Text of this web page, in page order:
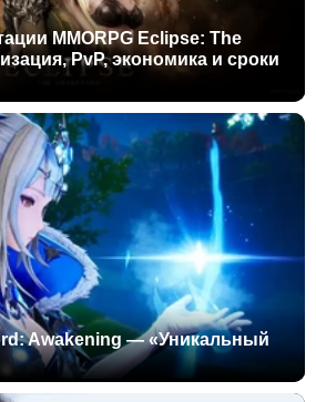
MMORPG Eclipse: The
PvP, экономика и сроки
Awakening — «Уникальный